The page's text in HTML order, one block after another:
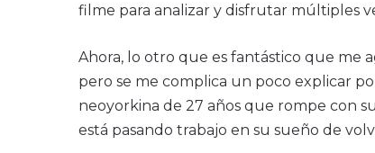
filme para analizar y disfrutar múltiples
Ahora, lo otro que es fantástico que me
pero se me complica un poco explicar
neoyorkina de 27 años que rompe con
está pasando trabajo en su sueño de